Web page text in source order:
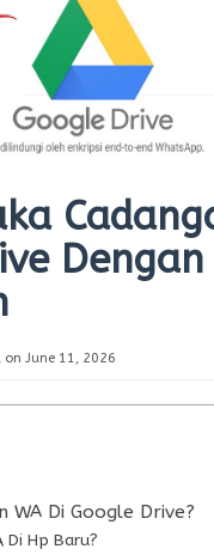
Dengan
on June 11, 2026
WA Di Google Drive?
Di Hp Baru?